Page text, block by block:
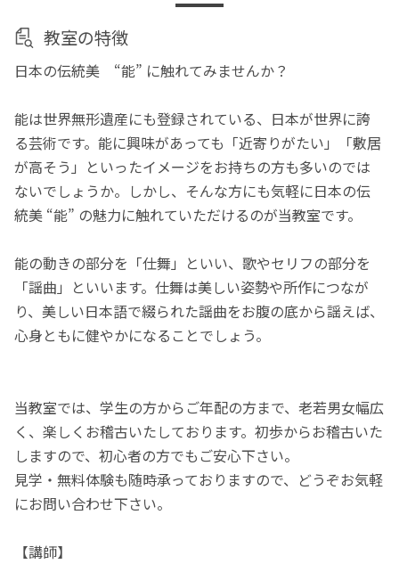
教室の特徴
日本の伝統美 “能” に触れてみませんか？
能は世界無形遺産にも登録されている、日本が世界に誇
る芸術です。能に興味があっても「近寄りがたい」「敷居
が高そう」といったイメージをお持ちの方も多いのでは
ないでしょうか。しかし、そんな方にも気軽に日本の伝
統美 “能” の魅力に触れていただけるのが当教室です。
能の動きの部分を「仕舞」といい、歌やセリフの部分を
「謡曲」といいます。仕舞は美しい姿勢や所作につなが
り、美しい日本語で綴られた謡曲をお腹の底から謡えば、
心身ともに健やかになることでしょう。
当教室では、学生の方からご年配の方まで、老若男女幅広
く、楽しくお稽古いたしております。初歩からお稽古いた
しますので、初心者の方でもご安心下さい。
見学・無料体験も随時承っておりますので、どうぞお気軽
にお問い合わせ下さい。
【講師】